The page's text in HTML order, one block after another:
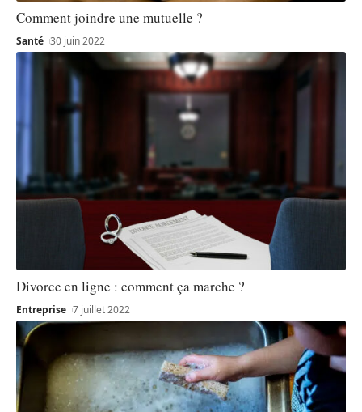
Comment joindre une mutuelle ?
Santé 30 juin 2022
Divorce en ligne : comment ça marche ?
Entreprise 7 juillet 2022